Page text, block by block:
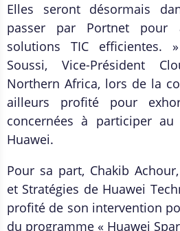
Elles seront désormais
passer par Portnet pour
solutions TIC efficientes.
Soussi, Vice-Président
Northern Africa, lors de la
ailleurs profité pour
concernées à participer
Huawei.
Pour sa part, Chakib
et Stratégies de Huawei
profité de son intervention
du programme « Huawei